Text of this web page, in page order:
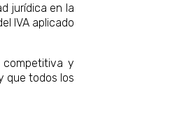
jurídica en la
IVA aplicado
competitiva y
que todos los